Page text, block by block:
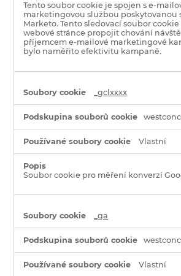
Tento soubor cookie je spojen s e-
marketingovou službou poskytovanou
Marketo. Tento sledovací soubor
webové stránce propojit chování
příjemcem e-mailové marketingové
bylo naměřito efektivitu kampaně.
_gclxxxx
Vlastní
Soubor cookie pro měření konverzí
_ga
Vlastní